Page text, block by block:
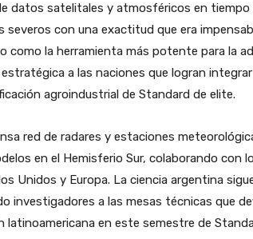
datos satelitales y atmosféricos en
severos con una exactitud que era
como la herramienta más potente para la
a las naciones que logran
agroindustrial de Standard de elite.
red de radares y estaciones
en el Hemisferio Sur, colaborando con
Unidos y Europa. La ciencia argentina
investigadores a las mesas técnicas que
latinoamericana en este semestre de